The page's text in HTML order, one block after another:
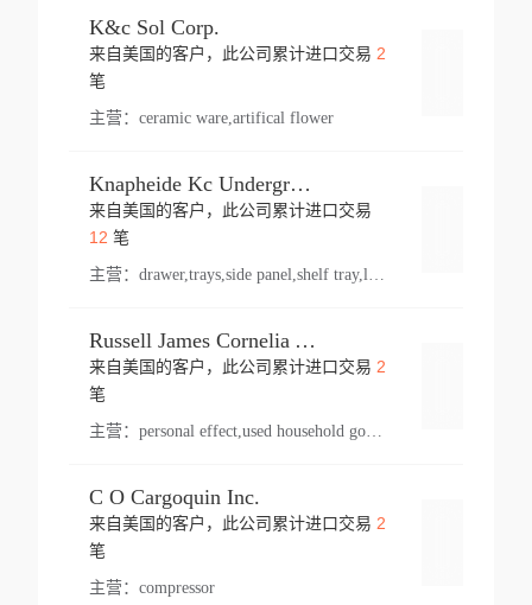
K&c Sol Corp.
来自美国的客户，此公司累计进口交易 2
笔
主营： ceramic ware,artifical flower
Knapheide Kc Underground
来自美国的客户，此公司累计进口交易
12 笔
主营：
Russell James Cornelia Arlington Va
来自美国的客户，此公司累计进口交易 2
笔
主营： personal effect,used household goods
C O Cargoquin Inc.
来自美国的客户，此公司累计进口交易 2
笔
主营： compressor